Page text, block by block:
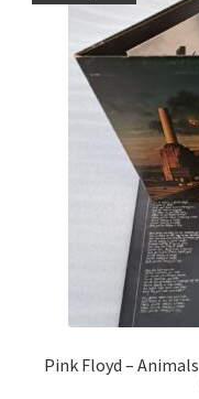
Pink Floyd – Animals Disc VINIL LP VG+ (R) Israel ? CBS